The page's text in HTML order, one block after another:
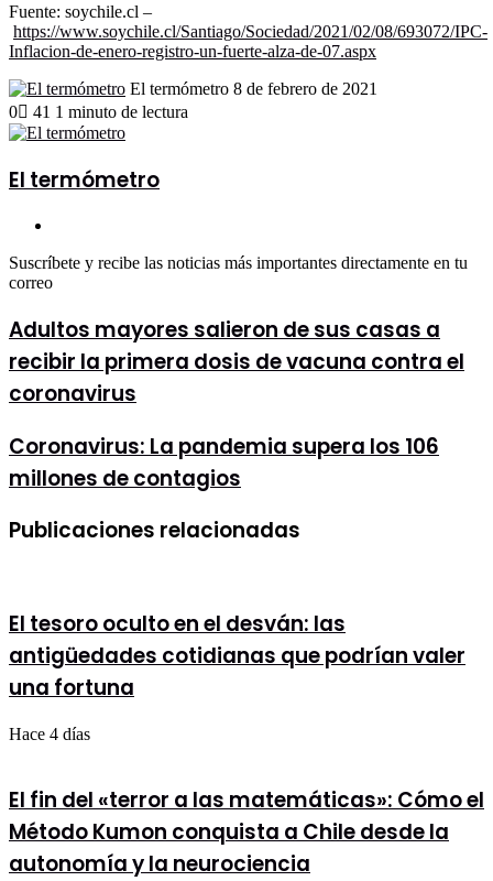
Fuente: soychile.cl –
https://www.soychile.cl/Santiago/Sociedad/2021/02/08/693072/IPC-
Inflacion-de-enero-registro-un-fuerte-alza-de-07.aspx
El termómetro Send
8 de febrero de 2021
0
41 1 minuto de lectura
El termómetro
Suscríbete y recibe las noticias más importantes directamente en tu
correo
Adultos
mayores
salieron
sus
a
recibir
la
dosis
de
coronavirus
Adultos mayores salieron de sus casas a
recibir la primera dosis de vacuna contra el
coronavirus
Coronavirus:
La
pandemia
los
106
Coronavirus: La pandemia supera los 106
millones de contagios
Publicaciones relacionadas
El tesoro oculto en el desván: las
antigüedades cotidianas que podrían valer
una fortuna
Hace 4 días
El fin del «terror a las matemáticas»: Cómo el
Método Kumon conquista a Chile desde la
autonomía y la neurociencia